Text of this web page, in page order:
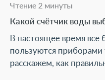
Чтение 2 минуты
Какой счётчик воды
В настоящее время
пользуются
расскажем, как